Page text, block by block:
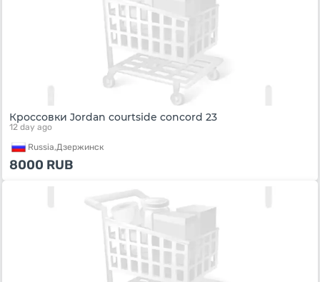
Кроссовки Jordan courtside concord 23
12 day ago
Russia,Дзержинск
8000 RUB